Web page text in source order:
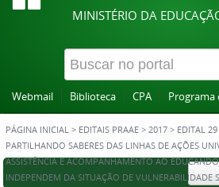
MINISTÉRIO DA
Webmail Biblioteca CPA Programa
PÁGINA INICIAL > EDITAIS PRAAE > 2017 > EDITAL
PARTILHANDO SABERES DAS LINHAS DE AÇÕES
ASSISTÊNCIA E ACOMPANHAMENTO AO
INDEPENDEM DA SITUAÇÃO DE VULNERABILIDADE